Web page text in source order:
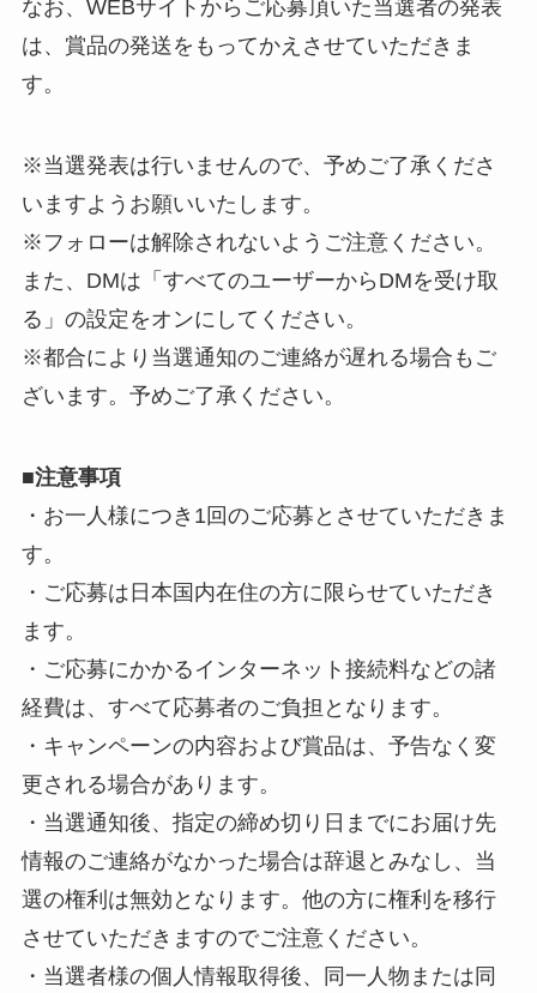
なお、WEBサイトからご応募頂いた当選者の発表
は、賞品の発送をもってかえさせていただきま
す。
※当選発表は行いませんので、予めご了承くださ
いますようお願いいたします。
※フォローは解除されないようご注意ください。
また、DMは「すべてのユーザーからDMを受け取
る」の設定をオンにしてください。
※都合により当選通知のご連絡が遅れる場合もご
ざいます。予めご了承ください。
■注意事項
・お一人様につき1回のご応募とさせていただきま
す。
・ご応募は日本国内在住の方に限らせていただき
ます。
・ご応募にかかるインターネット接続料などの諸
経費は、すべて応募者のご負担となります。
・キャンペーンの内容および賞品は、予告なく変
更される場合があります。
・当選通知後、指定の締め切り日までにお届け先
情報のご連絡がなかった場合は辞退とみなし、当
選の権利は無効となります。他の方に権利を移行
させていただきますのでご注意ください。
・当選者様の個人情報取得後、同一人物または同